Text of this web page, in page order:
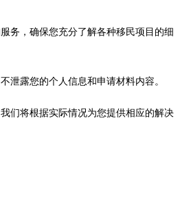
务，确保您充分了解各种移民项目的细
泄露您的个人信息和申请材料内容。
们将根据实际情况为您提供相应的解决